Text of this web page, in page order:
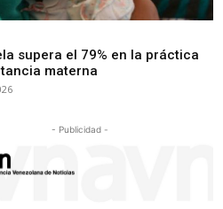
supera el 79% en la práctica
materna
- Publicidad -